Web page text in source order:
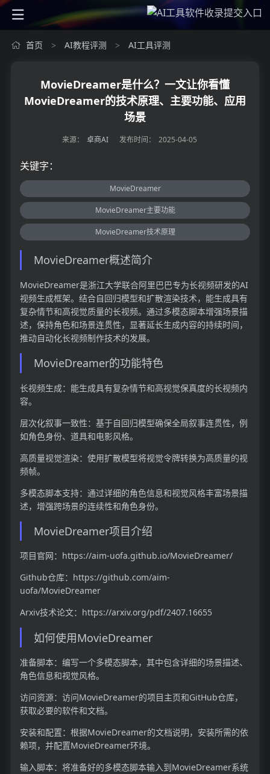
首页 > AI教程评测 > AI工具评测
MovieDreamer是什么？一文让你看懂
MovieDreamer的技术原理、主要功能、应用
场景
来源： 卓商AI 发布时间： 2025-04-05
关键字：
MovieDreamer
MovieDreamer主要功能
MovieDreamer技术原理
MovieDreamer概述简介
MovieDreamer是浙江大学联合阿里巴巴专为长视频研发的AI
视频生成框架。结合自回归模型和扩散渲染技术，能生成具有
复杂情节和高视觉质量的长视频。通过多模态脚本增强场景描
述，保持角色和场景连贯性，显著延长生成内容的持续时间，
推动自动化长视频制作技术的发展。
MovieDreamer的功能特色
长视频生成：能生成具有复杂情节和高视觉保真度的长视频内
容。
层次化叙事一致性：基于自回归模型确保全局叙事连贯性，例
如角色身份、道具和电影风格。
高质量视觉渲染：使用扩散模型将视觉令牌转换为高质量的视
频帧。
多模态脚本支持：通过详细的角色信息和视觉风格丰富场景描
述，增强跨场景的连续性和角色身份。
MovieDreamer项目介绍
项目官网：https://aim-uofa.github.io/MovieDreamer/
Github仓库：https://github.com/aim-
uofa/MovieDreamer
Arxiv技术论文：https://arxiv.org/pdf/2407.16655
如何使用MovieDreamer
准备脚本：编写一个多模态脚本，其中包含详细的场景描述、
角色信息和视觉风格。
访问资源：访问MovieDreamer的项目主页和GitHub仓库，
获取必要的软件和文档。
安装和配置：根据MovieDreamer的文档说明，安装所需的依
赖项，并配置MovieDreamer环境。
输入脚本：将准备好的多模态脚本输入到MovieDreamer系统